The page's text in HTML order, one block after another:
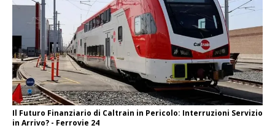
Il Futuro Finanziario di Caltrain in Pericolo: Interruzioni Servizio
in Arrivo? - Ferrovie 24